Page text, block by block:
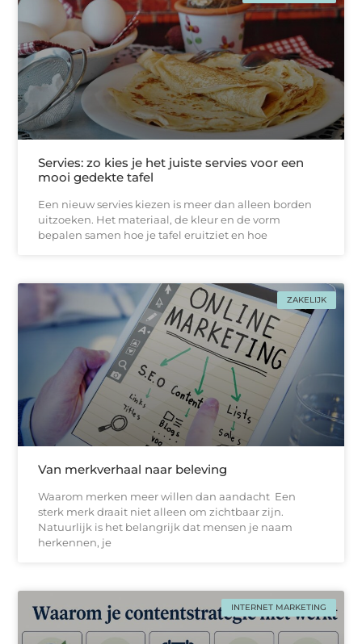
Servies: zo kies je het juiste servies voor een
mooi gedekte tafel
Een nieuw servies kiezen is meer dan alleen borden
uitzoeken. Het materiaal, de kleur en de vorm
bepalen samen hoe je tafel eruitziet en hoe
ZAKELIJK
Van merkverhaal naar beleving
Waarom merken meer willen dan aandacht Een
sterk merk draait niet alleen om zichtbaar zijn.
Natuurlijk is het belangrijk dat mensen je naam
herkennen, je
INTERNET MARKETING